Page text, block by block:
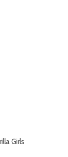
Girls